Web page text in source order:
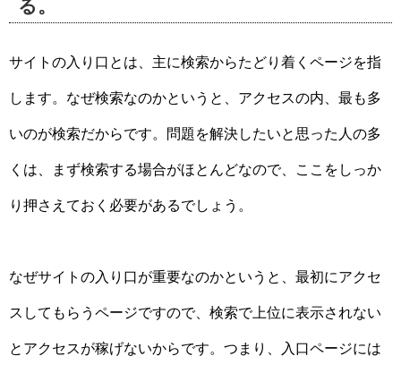
る。
サイトの入り口とは、主に検索からたどり着くページを指
します。なぜ検索なのかというと、アクセスの内、最も多
いのが検索だからです。問題を解決したいと思った人の多
くは、まず検索する場合がほとんどなので、ここをしっか
り押さえておく必要があるでしょう。
なぜサイトの入り口が重要なのかというと、最初にアクセ
スしてもらうページですので、検索で上位に表示されない
とアクセスが稼げないからです。つまり、入口ページには